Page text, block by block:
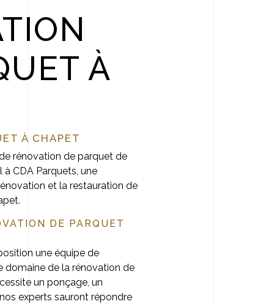
À
À CHAPET
rénovation de parquet de
CDA Parquets, une
et la restauration de
DE PARQUET
une équipe de
domaine de la rénovation de
un ponçage, un
experts sauront répondre